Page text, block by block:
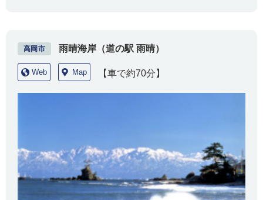
高岡市 雨晴海岸（道の駅 雨晴）
Web Map 【車で約70分】